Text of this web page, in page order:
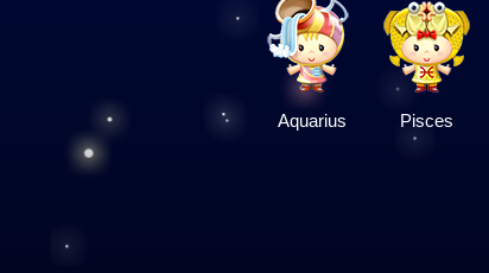
Aquarius Pisces